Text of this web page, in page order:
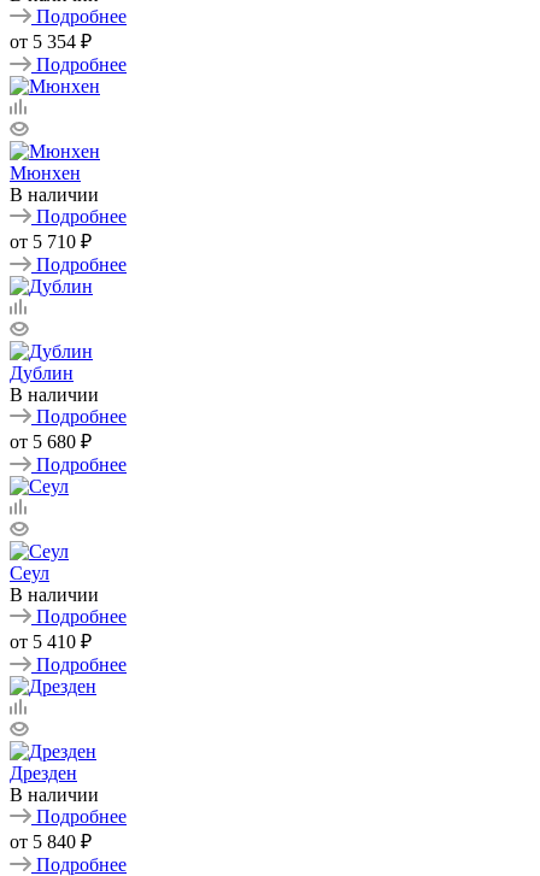
Подробнее
от 5 354 ₽
Подробнее
Мюнхен
В наличии
Подробнее
от 5 710 ₽
Подробнее
Дублин
В наличии
Подробнее
от 5 680 ₽
Подробнее
Сеул
В наличии
Подробнее
от 5 410 ₽
Подробнее
Дрезден
В наличии
Подробнее
от 5 840 ₽
Подробнее